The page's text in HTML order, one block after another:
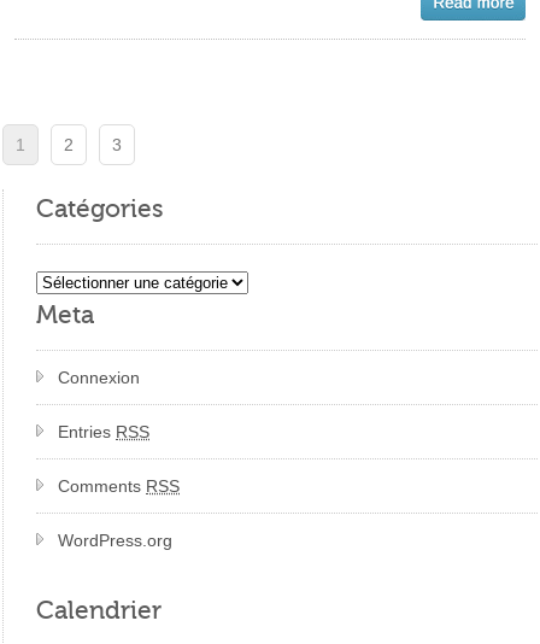
1 2 3
Catégories
Catégories
Meta
Connexion
Entries RSS
Comments RSS
WordPress.org
Calendrier